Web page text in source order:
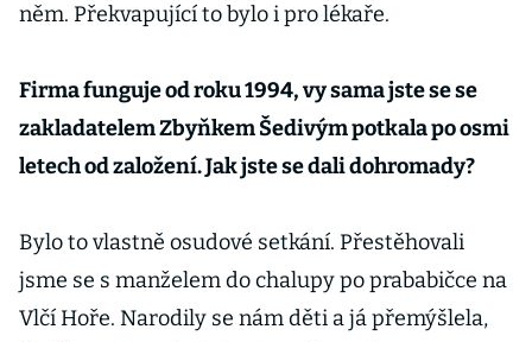
něm. Překvapující to bylo i pro lékaře.
Firma funguje od roku 1994, vy sama jste se se
zakladatelem Zbyňkem Šedivým potkala po osmi
letech od založení. Jak jste se dali dohromady?
Bylo to vlastně osudové setkání. Přestěhovali
jsme se s manželem do chalupy po prababičce na
Vlčí Hoře. Narodily se nám děti a já přemýšlela,